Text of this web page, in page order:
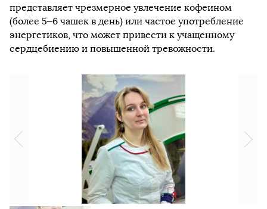
представляет чрезмерное увлечение кофеином
(более 5–6 чашек в день) или частое употребление
энергетиков, что может привести к учащенному
сердцебиению и повышенной тревожности.